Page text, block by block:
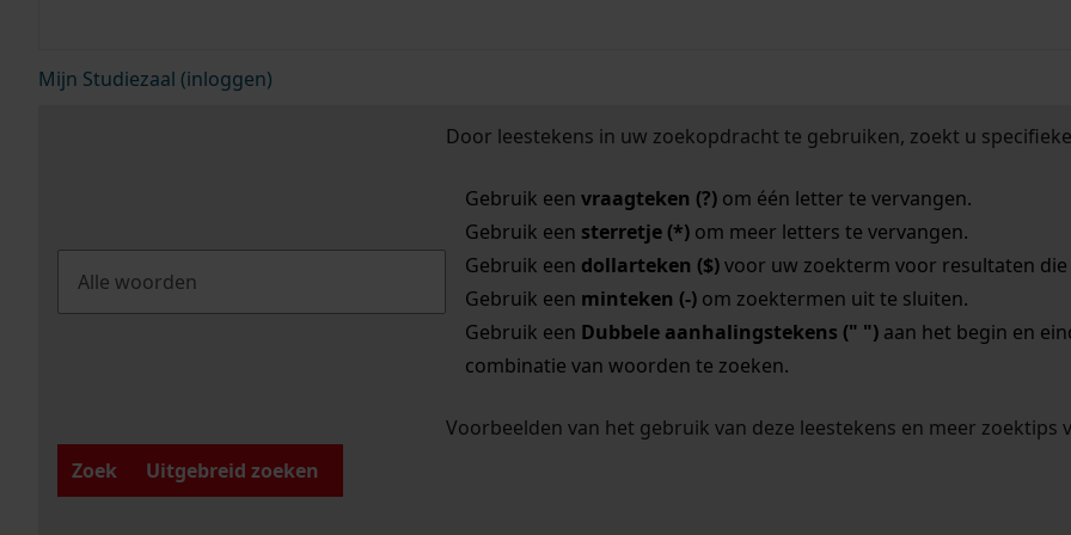
Mijn Studiezaal (inloggen)
Door leestekens in uw zoekopdracht te gebruiken, zoekt u
Gebruik een vraagteken (?)om één letter te vervangen.
Gebruik een sterretje (*)om meer letters te vervangen.
Gebruik een dollarteken ($)voor uw zoekterm voor resultaten die
Gebruik een minteken (-)om zoektermen uit te sluiten.
Gebruik een Dubbele aanhalingstekens (" ")aan het begin en
combinatie van woorden te zoeken.
Voorbeelden van het gebruik van deze leestekens en meer zoektips
Zoek
Uitgebreid zoeken